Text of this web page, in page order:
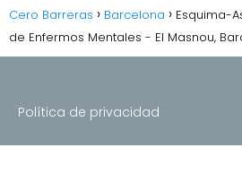
Cero Barreras Barcelona
Esquima-
de Enfermos Mentales - El Masnou,
Política de privacidad